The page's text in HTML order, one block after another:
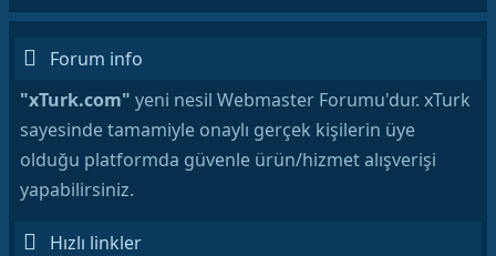
Forum info
"xTurk.com" yeni nesil Webmaster Forumu'dur. xTurk
sayesinde tamamiyle onaylı gerçek kişilerin üye
olduğu platformda güvenle ürün/hizmet alışverişi
yapabilirsiniz.
Hızlı linkler